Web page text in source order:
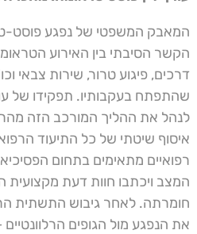
המאבק המשפטי של נפגע פוסט-
הקשר הסיבתי בין האירוע
דרכים, פיגוע טרור, שירות צבאי
שהתפתח בעקבותיו. תפקידו של
לנהל את ההליך המורכב הזה
איסוף שיטתי של כל התיעוד
רפואיים מתאימים בתחום
המצב ויכתבו חוות דעת
חומרתה. לאחר גיבוש התשתית
את הנפגע מול הגופים